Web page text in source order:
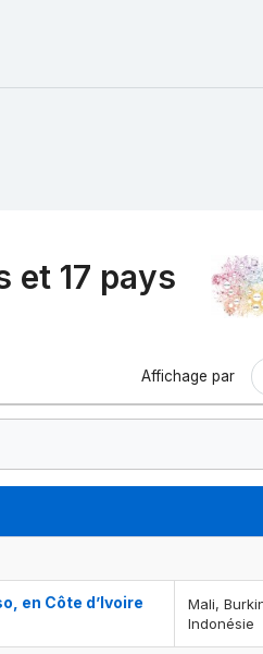
et 17 pays
Affichage par
en Côte d’Ivoire
Mali,
Indonésie